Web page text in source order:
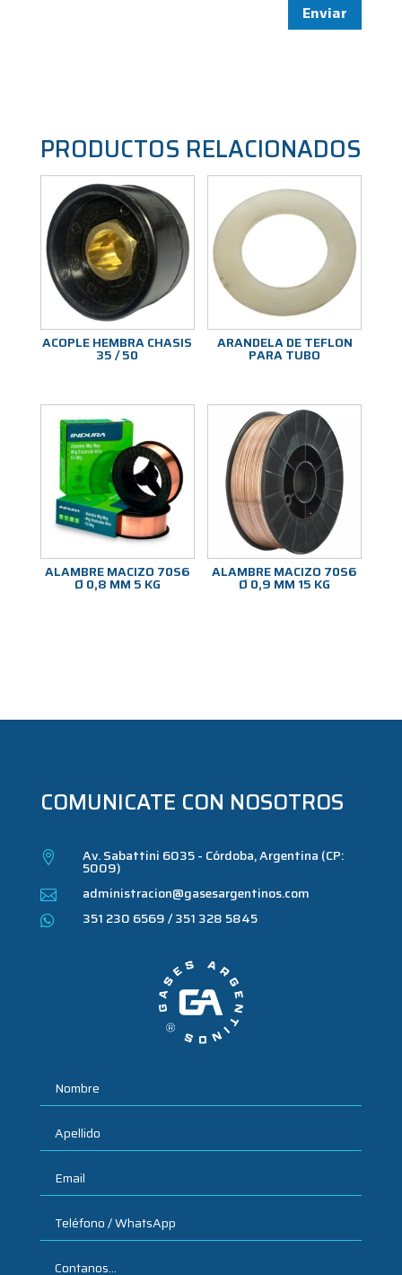
Enviar
PRODUCTOS RELACIONADOS
ACOPLE HEMBRA CHASIS
35 / 50
ARANDELA DE TEFLON
PARA TUBO
ALAMBRE MACIZO 70S6
Ø 0,8 MM 5 KG
ALAMBRE MACIZO 70S6
Ø 0,9 MM 15 KG
COMUNICATE CON NOSOTROS
 Av. Sabattini 6035 - Córdoba, Argentina (CP:
5009)
 administracion@gasesargentinos.com
 351 230 6569 / 351 328 5845